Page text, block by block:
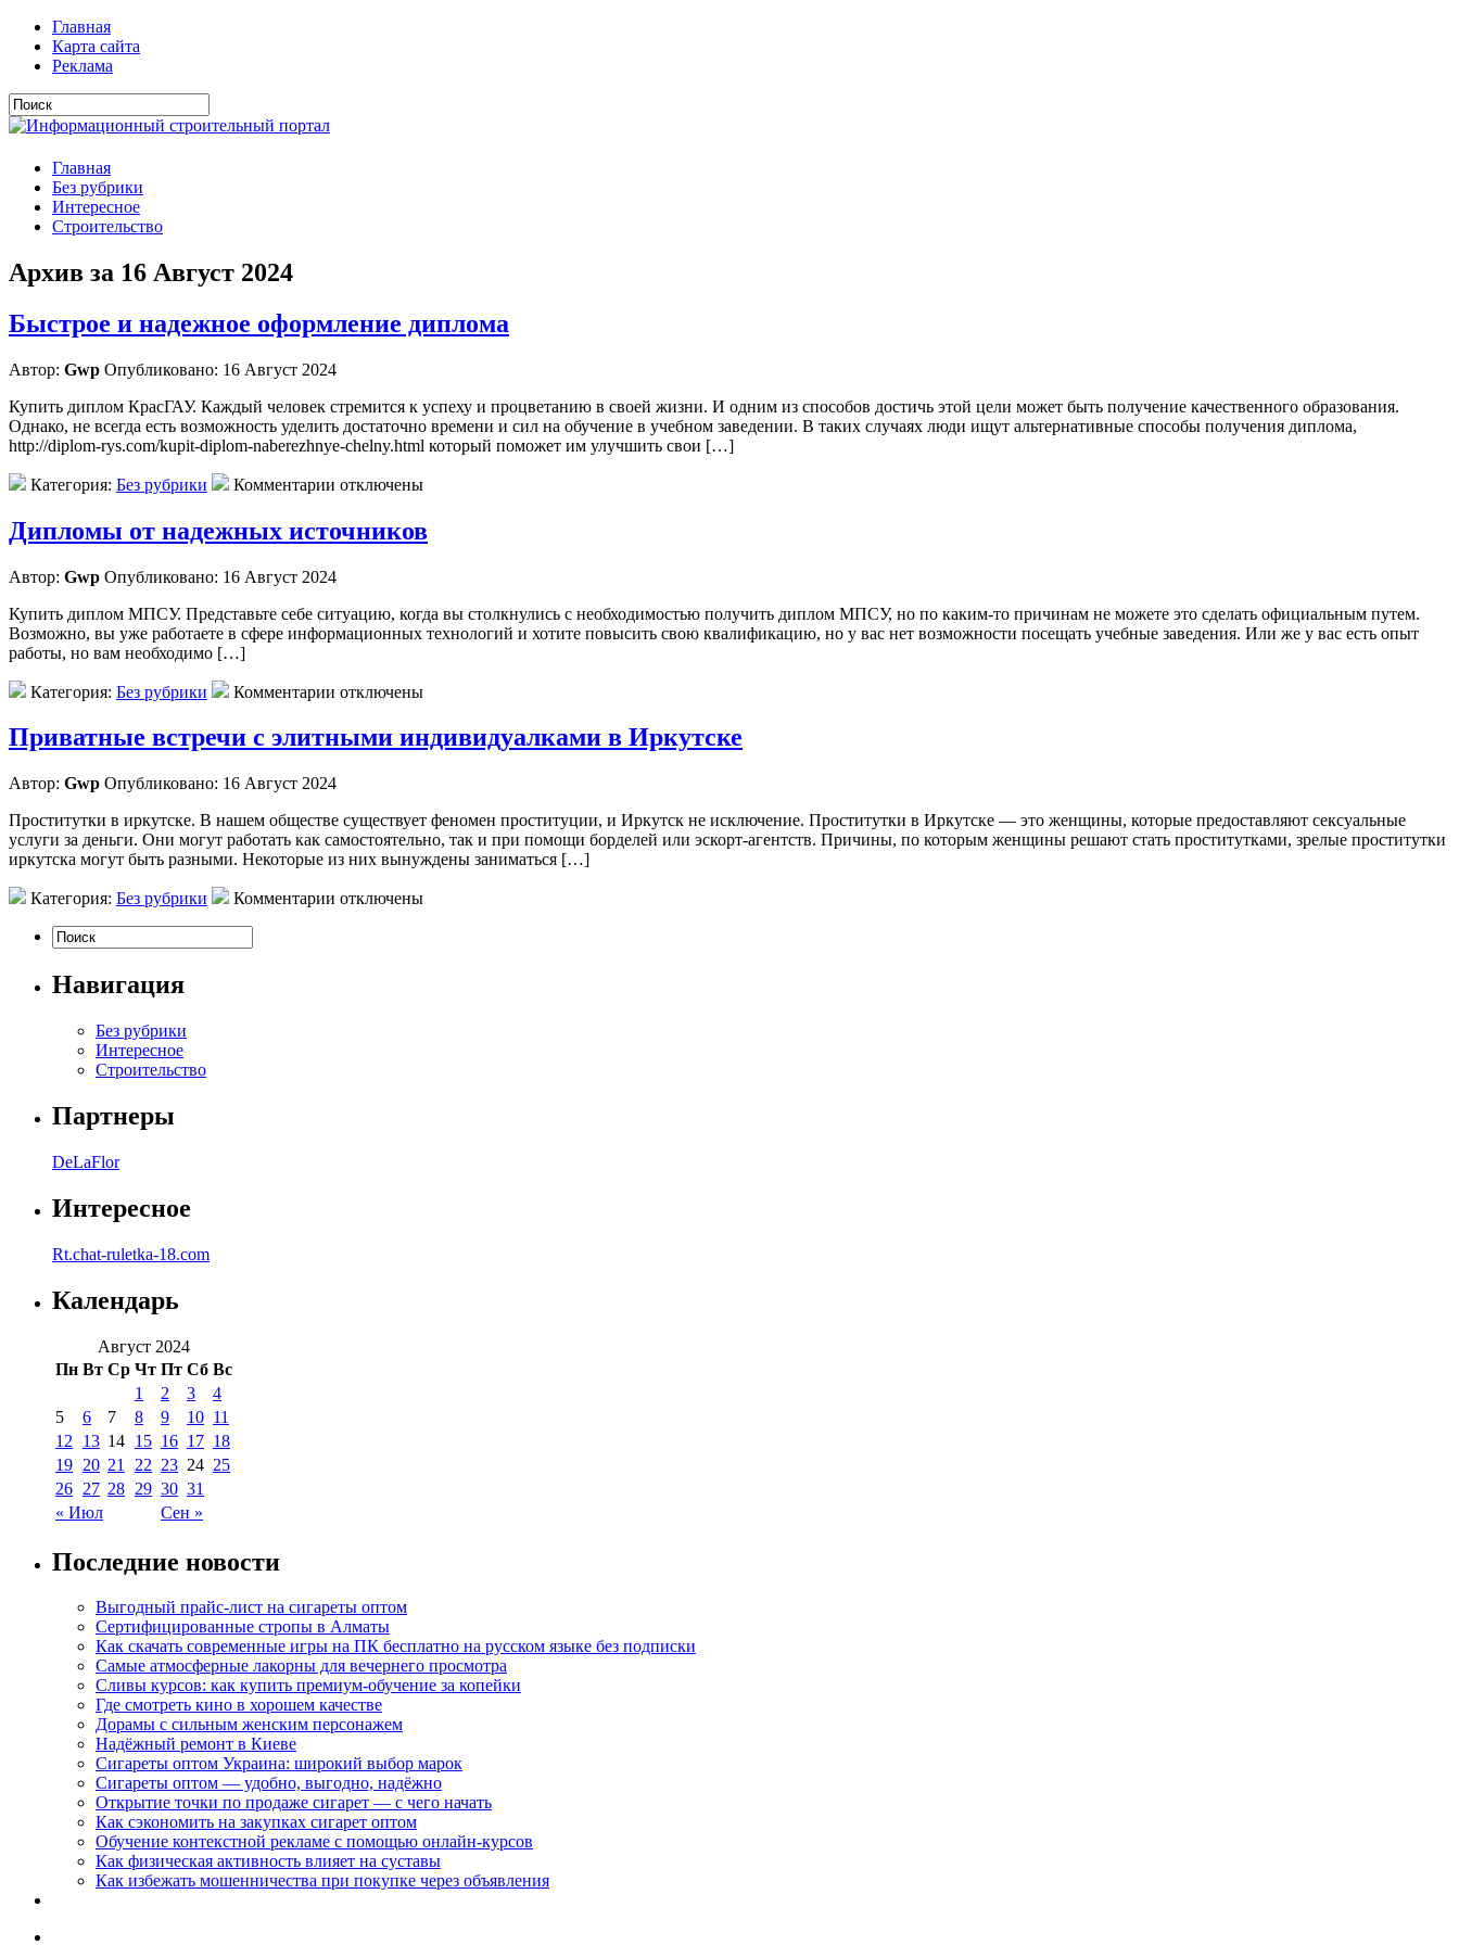
Главная
Карта сайта
Реклама
Главная
Без рубрики
Интересное
Строительство
Архив за 16 Август 2024
Быстрое и надежное оформление диплома
Автор: Gwp Опубликовано: 16 Август 2024
Купить диплом КрасГАУ. Каждый человек стремится к успеху и процветанию в своей жизни. И одним из способов достичь этой цели может быть получение качественного образования.
Однако, не всегда есть возможность уделить достаточно времени и сил на обучение в учебном заведении. В таких случаях люди ищут альтернативные способы получения диплома,
http://diplom-rys.com/kupit-diplom-naberezhnye-chelny.html который поможет им улучшить свои […]
Категория: Без рубрики Комментарии отключены
Дипломы от надежных источников
Автор: Gwp Опубликовано: 16 Август 2024
Купить диплом МПСУ. Представьте себе ситуацию, когда вы столкнулись с необходимостью получить диплом МПСУ, но по каким-то причинам не можете это сделать официальным путем.
Возможно, вы уже работаете в сфере информационных технологий и хотите повысить свою квалификацию, но у вас нет возможности посещать учебные заведения. Или же у вас есть опыт
работы, но вам необходимо […]
Категория: Без рубрики Комментарии отключены
Приватные встречи с элитными индивидуалками в Иркутске
Автор: Gwp Опубликовано: 16 Август 2024
Проститутки в иркутске. В нашем обществе существует феномен проституции, и Иркутск не исключение. Проститутки в Иркутске — это женщины, которые предоставляют сексуальные
услуги за деньги. Они могут работать как самостоятельно, так и при помощи борделей или эскорт-агентств. Причины, по которым женщины решают стать проститутками, зрелые проститутки
иркутска могут быть разными. Некоторые из них вынуждены заниматься […]
Категория: Без рубрики Комментарии отключены
Навигация
Без рубрики
Интересное
Строительство
Партнеры
DeLaFlor
Интересное
Rt.chat-ruletka-18.com
Календарь
Август 2024
Пн Вт Ср Чт Пт Сб Вс
« Июл Сен »
1 2 3
4
5
6 7 8 9 10 11
12
13 14 15 16 17 18
19 20 21 22 23 24 25
26 27 28 29 30 31
Последние новости
Выгодный прайс-лист на сигареты оптом
Сертифицированные стропы в Алматы
Как скачать современные игры на ПК бесплатно на русском языке без подписки
Самые атмосферные лакорны для вечернего просмотра
Сливы курсов: как купить премиум-обучение за копейки
Где смотреть кино в хорошем качестве
Дорамы с сильным женским персонажем
Надёжный ремонт в Киеве
Сигареты оптом Украина: широкий выбор марок
Сигареты оптом — удобно, выгодно, надёжно
Открытие точки по продаже сигарет — с чего начать
Как сэкономить на закупках сигарет оптом
Обучение контекстной рекламе с помощью онлайн-курсов
Как физическая активность влияет на суставы
Как избежать мошенничества при покупке через объявления